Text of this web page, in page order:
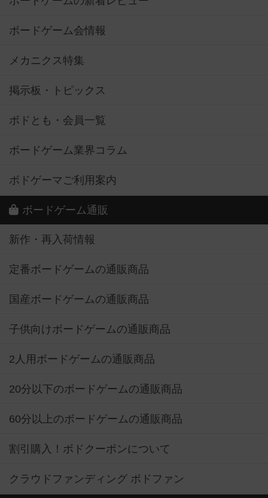
ボードゲーム会情報
メカニクス特集
掲示板・トピックス
ボドとも・会員一覧
ボードゲーム業界コラム
ボドゲーマご利用案内
ボードゲーム通販
新作・再入荷情報
定番ボードゲームの通販商品
国産ボードゲームの通販商品
子供向けボードゲームの通販商品
2人用ボードゲームの通販商品
20分以下のボードゲームの通販商品
60分以上のボードゲームの通販商品
割引購入！ボドクーポンについて
クラウドファンディング ボドファン